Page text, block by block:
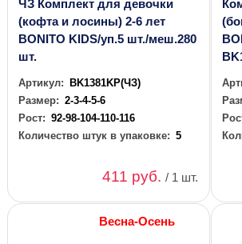
ЧЗ Комплект для девочки
(кофта и лосины) 2-6 лет
BONITO KIDS/уп.5 шт./меш.280
шт.
Артикул:
BK1381KP(ЧЗ)
Размер: 2-3-4-5-6
Рост: 92-98-104-110-116
Количество штук в упаковке: 5
411 руб./ 1 шт.
Весна-Осень